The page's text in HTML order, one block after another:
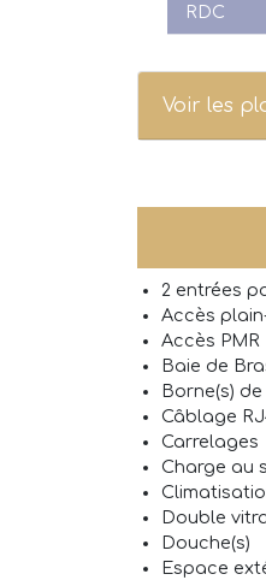
RDC
Voir les
2 entrées
Accès
Accès PMR
Baie de
Borne(s)
Câblage
Carrelages
Charge au
Double
Douche(s)
Espace